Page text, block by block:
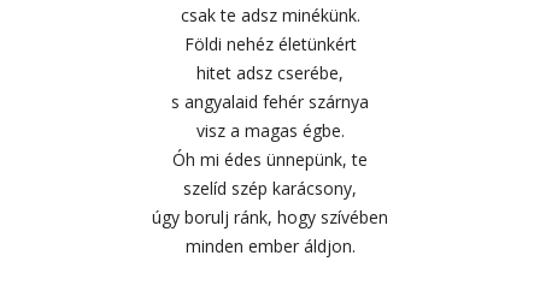
csak te adsz minékünk.
Földi nehéz életünkért
hitet adsz cserébe,
s angyalaid fehér szárnya
visz a magas égbe.
Óh mi édes ünnepünk, te
szelíd szép karácsony,
úgy borulj ránk, hogy szívében
minden ember áldjon.